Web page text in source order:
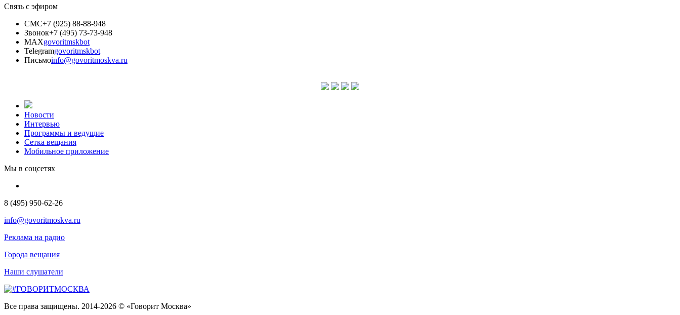
Связь с эфиром
СМС+7 (925) 88-88-948
Звонок+7 (495) 73-73-948
MAXgovoritmskbot
Telegramgovoritmskbot
Письмоinfo@govoritmoskva.ru
Новости
Интервью
Программы и ведущие
Сетка вещания
Мобильное приложение
Мы в соцсетях
8 (495) 950-62-26
info@govoritmoskva.ru
Реклама на радио
Города вещания
Наши слушатели
Все права защищены. 2014-2026 © «Говорит Москва»